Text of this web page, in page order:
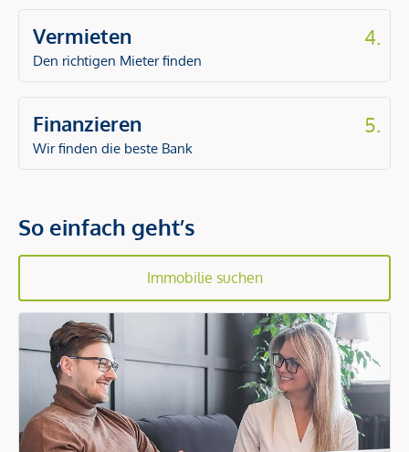
Vermieten
Den richtigen Mieter finden
4.
Finanzieren
Wir finden die beste Bank
5.
So einfach geht’s
Immobilie suchen